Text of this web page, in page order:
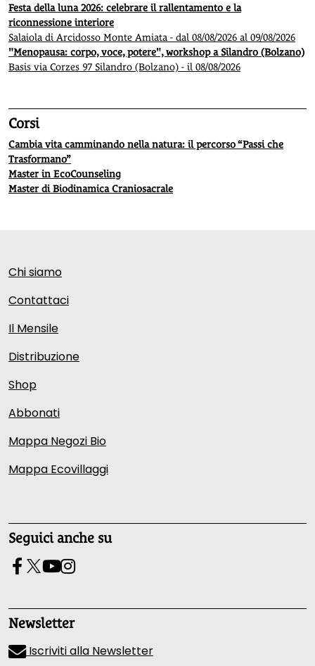
Festa della luna 2026: celebrare il rallentamento e la
riconnessione interiore
Salaiola di Arcidosso Monte Amiata - dal 08/08/2026 al 09/08/2026
"Menopausa: corpo, voce, potere", workshop a Silandro (Bolzano)
Basis via Corzes 97 Silandro (Bolzano) - il 08/08/2026
Corsi
Cambia vita camminando nella natura: il percorso “Passi che
Trasformano”
Master in EcoCounseling
Master di Biodinamica Craniosacrale
Chi siamo
Contattaci
Il Mensile
Distribuzione
Shop
Abbonati
Mappa Negozi Bio
Mappa Ecovillaggi
Seguici anche su
Newsletter
Iscriviti alla Newsletter